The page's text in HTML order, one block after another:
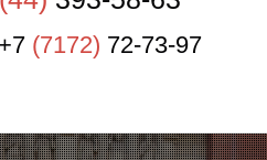
+7 (7172) 72-73-97